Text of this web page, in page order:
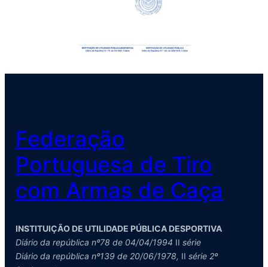
Federação
Portuguesa de Tiro
com Armas de Caça
INSTITUIÇÃO DE UTILIDADE PÚBLICA DESPORTIVA
Diário da república nº78 de 04/04/1994 II série
Diário da república nº139 de 20/06/1978, II série 2º